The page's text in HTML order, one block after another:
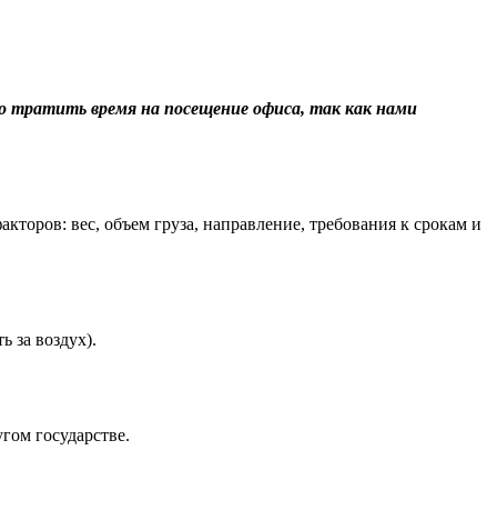
время на посещение офиса, так как нами
вес, объем груза, направление, требования к срокам и
за воздух).
государстве.